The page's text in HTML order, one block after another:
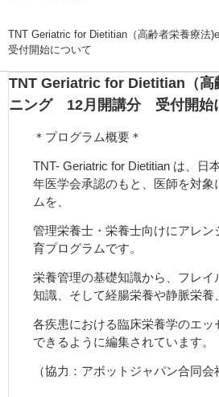
TNT Geriatric for Dietitian（高齢者栄養療
受付開始について
TNT Geriatric for Dietitian（高
ニング 12月開講分 受付開始
＊プログラム概要＊
TNT- Geriatric for Dietitian は、日
年医学会承認のもと、医師を対象
ムを、
管理栄養士・栄養士向けにアレン
育プログラムです。
栄養管理の基礎知識から、フレイ
知識、そして経腸栄養や静脈栄養、
各疾患における臨床栄養学のエッ
できるように編集されています。
（協力：アボットジャパン合同会